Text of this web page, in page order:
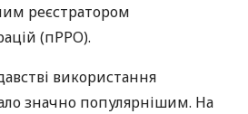
реєстратором
(пРРО).
використання
значно популярнішим. На